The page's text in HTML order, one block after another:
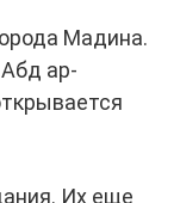
Мадина.
ар-
Их еще